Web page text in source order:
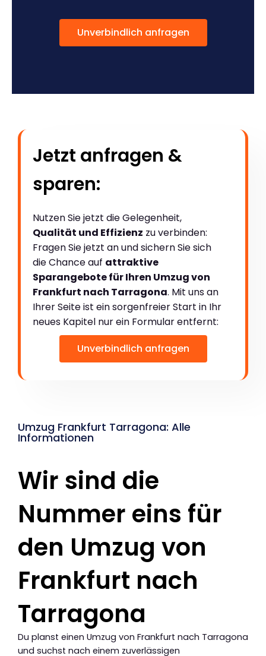
Unverbindlich anfragen
Jetzt anfragen &
sparen:
Nutzen Sie jetzt die Gelegenheit,
Qualität und Effizienz zu verbinden:
Fragen Sie jetzt an und sichern Sie sich
die Chance auf attraktive
Sparangebote für Ihren Umzug von
Frankfurt nach Tarragona. Mit uns an
Ihrer Seite ist ein sorgenfreier Start in Ihr
neues Kapitel nur ein Formular entfernt:
Unverbindlich anfragen
Umzug Frankfurt Tarragona: Alle
Informationen
Wir sind die
Nummer eins für
den Umzug von
Frankfurt nach
Tarragona
Du planst einen Umzug von Frankfurt nach Tarragona
und suchst nach einem zuverlässigen